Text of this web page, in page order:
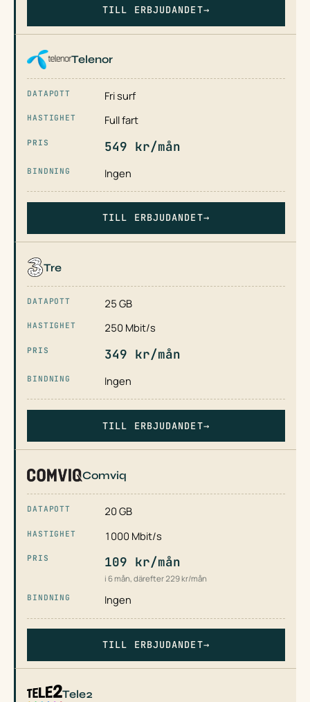
TILL ERBJUDANDET→
Telenor
Fri surf
Full fart
549 kr/mån
Ingen
TILL ERBJUDANDET→
Tre
25 GB
250 Mbit/s
349 kr/mån
Ingen
TILL ERBJUDANDET→
Comviq
20 GB
1000 Mbit/s
109 kr/mån
i 6 mån, därefter 229 kr/mån
Ingen
TILL ERBJUDANDET→
Tele2